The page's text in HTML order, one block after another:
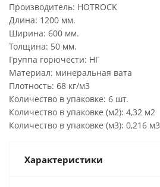
Производитель: HOTROCK
Длина: 1200 мм.
Ширина: 600 мм.
Толщина: 50 мм.
Группа горючести: НГ
Материал: минеральная вата
Плотность: 68 кг/м3
Количество в упаковке: 6 шт.
Количество в упаковке (м2): 4,32 м2
Количество в упаковке (м3): 0,216 м3
Характеристики